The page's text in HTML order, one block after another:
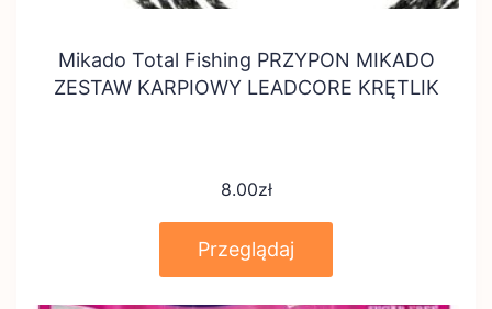
Mikado Total Fishing PRZYPON MIKADO
ZESTAW KARPIOWY LEADCORE KRĘTLIK
8.00zł
Przeglądaj